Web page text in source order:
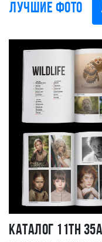
Лучшие фото
Каталог 11TH